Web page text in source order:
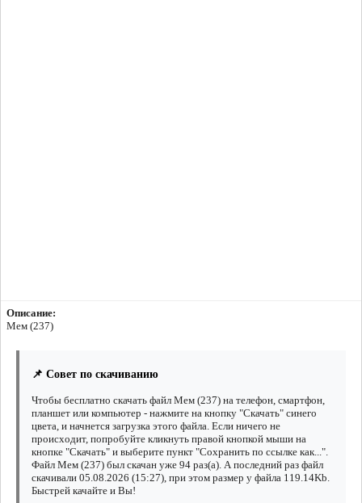
Описание:
Мем (237)
📌 Совет по скачиванию
Чтобы бесплатно скачать файл Мем (237) на телефон, смартфон,
планшет или компьютер - нажмите на кнопку "Скачать" синего
цвета, и начнется загрузка этого файла. Если ничего не
происходит, попробуйте кликнуть правой кнопкой мыши на
кнопке "Скачать" и выберите пункт "Сохранить по ссылке как...".
Файл Мем (237) был скачан уже 94 раз(а). А последний раз файл
скачивали 05.08.2026 (15:27), при этом размер у файла 119.14Kb.
Быстрей качайте и Вы!